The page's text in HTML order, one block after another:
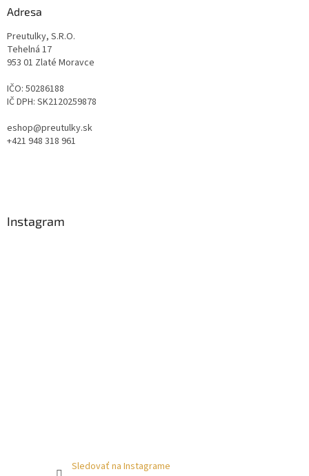
Adresa
Preutulky, S.R.O.
Tehelná 17
953 01 Zlaté Moravce
IČO: 50286188
IČ DPH: SK2120259878
eshop@preutulky.sk
+421 948 318 961
Instagram
Sledovať na Instagrame